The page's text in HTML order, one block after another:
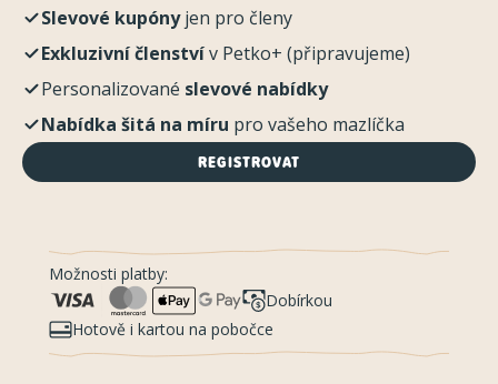
Slevové kupónyjen pro členy
Exkluzivní členstvív Petko+ (připravujeme)
Personalizované slevové nabídky
Nabídka šitá na míru pro vašeho mazlíčka
REGISTROVAT
Možnosti platby:
Dobírkou
Hotově i kartou na pobočce